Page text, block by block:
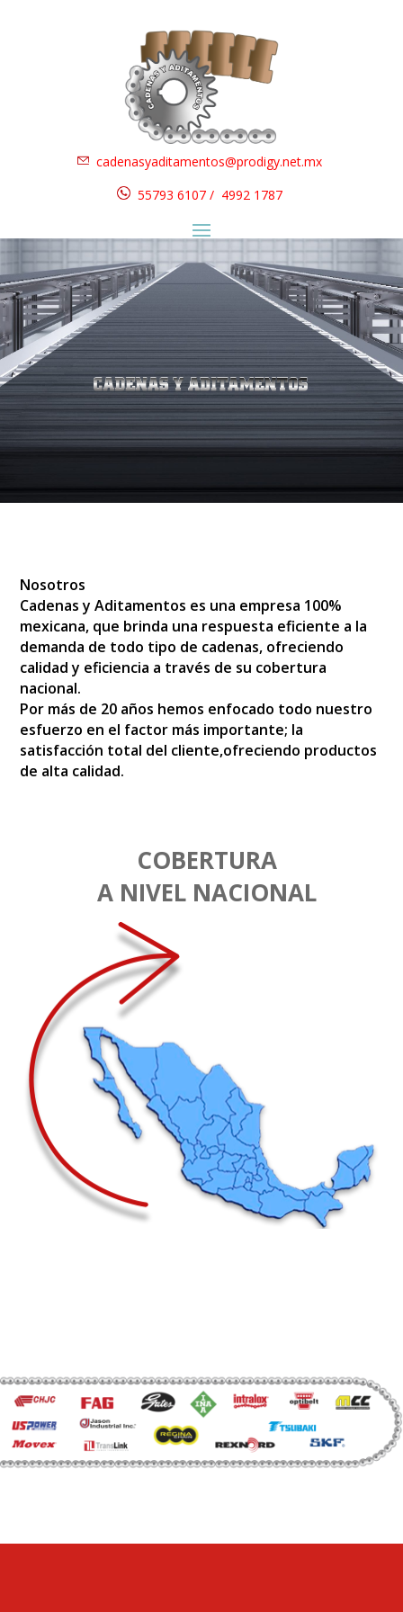
cadenasyaditamentos@prodigy.net.mx
55793 6107 / 4992 1787
Nosotros
Cadenas y Aditamentos es una empresa 100%
mexicana, que brinda una respuesta eficiente a la
demanda de todo tipo de cadenas, ofreciendo
calidad y eficiencia a través de su cobertura
nacional.
Por más de 20 años hemos enfocado todo nuestro
esfuerzo en el factor más importante; la
satisfacción total del cliente,ofreciendo productos
de alta calidad.
COBERTURA
A NIVEL NACIONAL